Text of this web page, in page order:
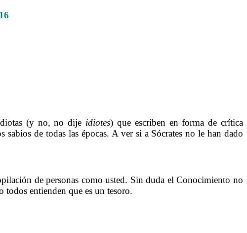
(y no, no dije idiotes) que escriben en forma de crítica
de todas las épocas. A ver si a Sócrates no le han dado
de personas como usted. Sin duda el Conocimiento no
entienden que es un tesoro.